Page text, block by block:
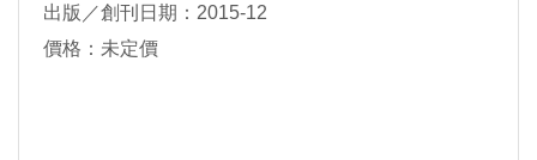
出版／創刊日期：2015-12
價格：未定價